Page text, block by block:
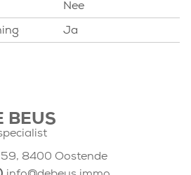
Nee
Ja
BEUS
8400 Oostende